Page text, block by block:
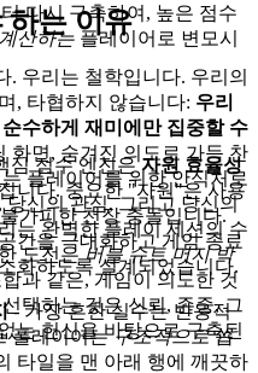
다시 구축하여, 높은 점수
산하는 플레이어로 변모시
심 점수 엔진은자원 효율성
니다. 중요한 "자원"은 사용
가피한 천장 충돌입니다.
간을 극대화하고 게임 종료
화하도록 설계되었습니다.
- 가장 흔한 실수는 반응적
플레이어는구조적으로쏩
타일을 맨 아래 행에 깨끗하
하는 이유
. 우리는 철학입니다. 우리의
, 타협하지 않습니다: 우리
수하게 재미에만 집중할 수
화면, 숨겨진 의도로 가득 찬
플레이어를 위한 안식처로
신의 관심, 그리고 당신의
는 완벽한 플레이 세션의 수
도전은버블 슈트 머지 박
과 같은, 게임이 의도한 것
택하는 것은 신뢰, 존중, 그
는 헌신을 바탕으로 구축된